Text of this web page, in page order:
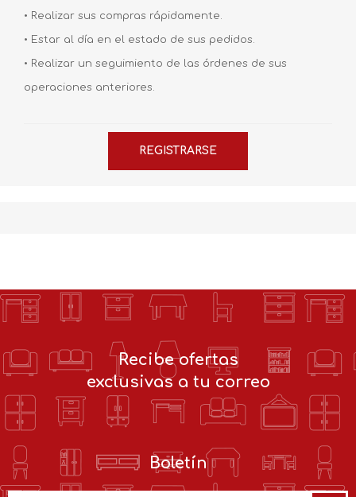
• Realizar sus compras rápidamente.
• Estar al día en el estado de sus pedidos.
• Realizar un seguimiento de las órdenes de sus
operaciones anteriores.
Recibe ofertas
exclusivas a tu correo
Boletín